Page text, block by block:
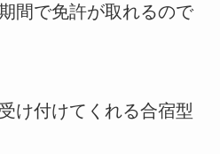
間で免許が取れるので
け付けてくれる合宿型